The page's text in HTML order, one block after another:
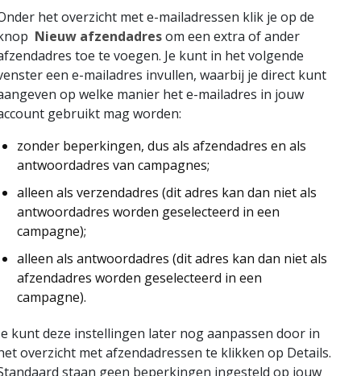
het overzicht met e-mailadressen klik je op de
Nieuw afzendadresom een extra of ander
toe te voegen. Je kunt in het volgende
een e-mailadres invullen, waarbij je direct kunt
op welke manier het e-mailadres in jouw
gebruikt mag worden:
zonder beperkingen, dus als afzendadres en als
antwoordadres van campagnes;
alleen als verzendadres (dit adres kan dan niet als
antwoordadres worden geselecteerd in een
campagne);
alleen als antwoordadres (dit adres kan dan niet als
afzendadres worden geselecteerd in een
campagne).
kunt deze instellingen later nog aanpassen door in
overzicht met afzendadressen te klikken op Details.
staan geen beperkingen ingesteld op jouw